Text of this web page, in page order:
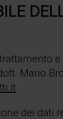
Mario
.
dei dati